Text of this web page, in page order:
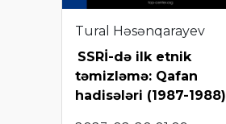
Tural Həsənqarayev
SSRİ-də ilk etnik
təmizləmə: Qafan
hadisələri (1987-1988)